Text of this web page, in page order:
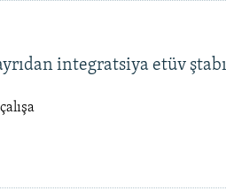
integratsiya etüv ştabı